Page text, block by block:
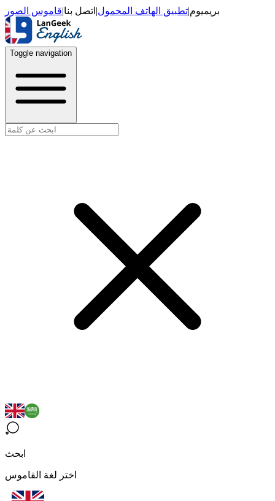
بريميوم|تطبيق الهاتف المحمول| اتصل بنا|قاموس الصور
Toggle navigation
ابحث
اختر لغة القاموس